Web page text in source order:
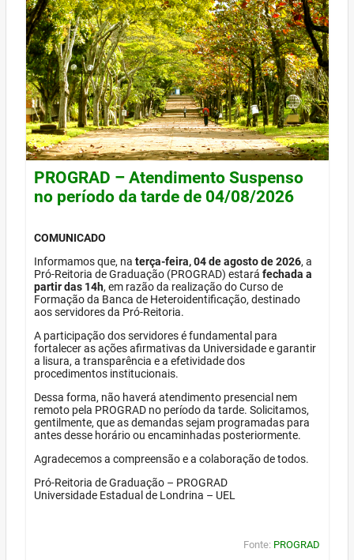
PROGRAD – Atendimento Suspenso
no período da tarde de 04/08/2026
COMUNICADO
Informamos que, na terça-feira, 04 de agosto de 2026, a
Pró-Reitoria de Graduação (PROGRAD) estará fechada a
partir das 14h, em razão da realização do Curso de
Formação da Banca de Heteroidentificação, destinado
aos servidores da Pró-Reitoria.
A participação dos servidores é fundamental para
fortalecer as ações afirmativas da Universidade e garantir
a lisura, a transparência e a efetividade dos
procedimentos institucionais.
Dessa forma, não haverá atendimento presencial nem
remoto pela PROGRAD no período da tarde. Solicitamos,
gentilmente, que as demandas sejam programadas para
antes desse horário ou encaminhadas posteriormente.
Agradecemos a compreensão e a colaboração de todos.
Pró-Reitoria de Graduação – PROGRAD
Universidade Estadual de Londrina – UEL
Fonte: PROGRAD